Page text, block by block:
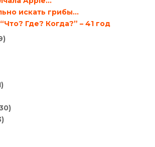
искать грибы…
Где? Когда?” – 41 год